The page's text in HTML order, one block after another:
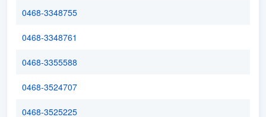
0468-3348755
0468-3348761
0468-3355588
0468-3524707
0468-3525225